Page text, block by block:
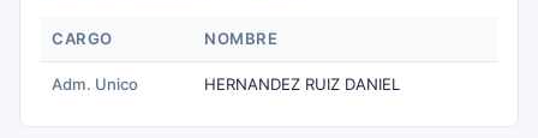
CARGO NOMBRE
Adm. Unico HERNANDEZ RUIZ DANIEL